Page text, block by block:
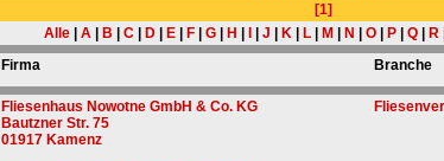
[1]
Alle| A| B C| D| E| F| G| H J K| L| M N O| P| Q| R|
Firma Branche
Fliesenhaus Nowotne GmbH & Co. KG
Bautzner Str. 75
01917 Kamenz